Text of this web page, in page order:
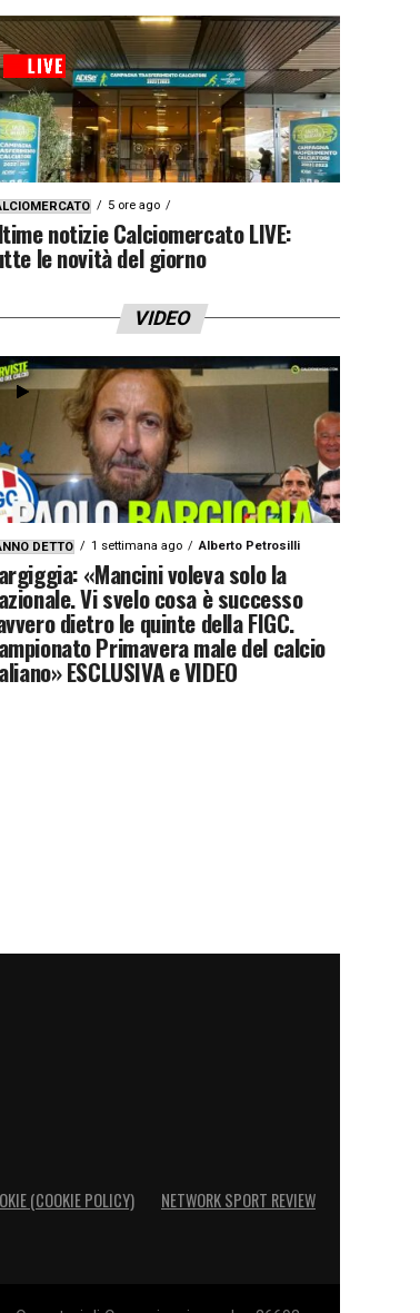
5 ore ago
notizie Calciomercato LIVE:
le novità del giorno
VIDEO
DETTO 1 settimana ago Alberto Petrosilli
«Mancini voleva solo la
Vi svelo cosa è successo
dietro le quinte della FIGC.
Primavera male del calcio
ESCLUSIVA e VIDEO
(COOKIE POLICY) NETWORK SPORT REVIEW